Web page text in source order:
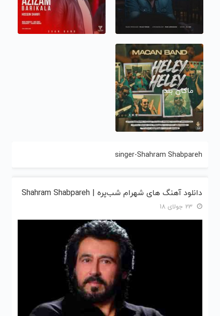
ماکان بند
singer-Shahram Shabpareh
دانلود آهنگ های شهرام شب‌پره | Shahram Shabpareh